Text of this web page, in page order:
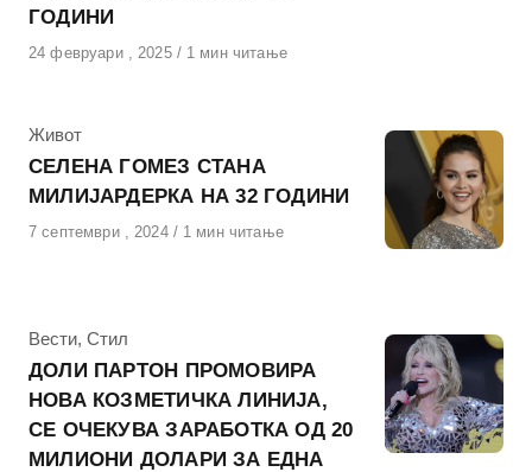
ГОДИНИ
Објавено
24 февруари , 2025 1 мин читање
КАтегорија
Живот
СЕЛЕНА ГОМЕЗ СТАНА
МИЛИЈАРДЕРКА НА 32 ГОДИНИ
Објавено
7 септември , 2024 1 мин читање
КАтегорија
Вести, Стил
ДОЛИ ПАРТОН ПРОМОВИРА
НОВА КОЗМЕТИЧКА ЛИНИЈА,
СЕ ОЧЕКУВА ЗАРАБОТКА ОД 20
МИЛИОНИ ДОЛАРИ ЗА ЕДНА